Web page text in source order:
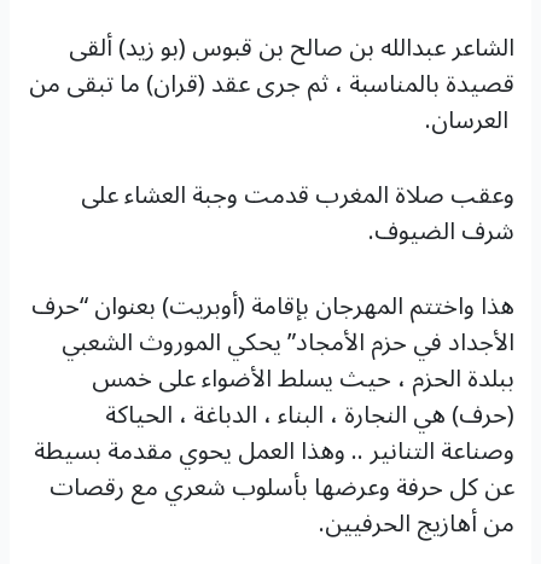
الشاعر عبدالله بن صالح بن قبوس (بو زيد) ألقى
قصيدة بالمناسبة ، ثم جرى عقد (قران) ما تبقى من
العرسان.
وعقب صلاة المغرب قدمت وجبة العشاء على
شرف الضيوف.
هذا واختتم المهرجان بإقامة (أوبريت) بعنوان “حرف
الأجداد في حزم الأمجاد” يحكي الموروث الشعبي
ببلدة الحزم ، حيث يسلط الأضواء على خمس
(حرف) هي النجارة ، البناء ، الدباغة ، الحياكة
وصناعة التنانير .. وهذا العمل يحوي مقدمة بسيطة
عن كل حرفة وعرضها بأسلوب شعري مع رقصات
من أهازيج الحرفيين.